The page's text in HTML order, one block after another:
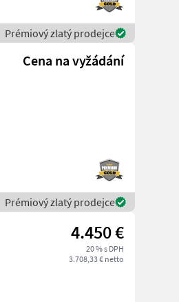
Prémiový zlatý prodejce
Cena na vyžádání
Prémiový zlatý prodejce
4.450 €
20 % s DPH
3.708,33 € netto